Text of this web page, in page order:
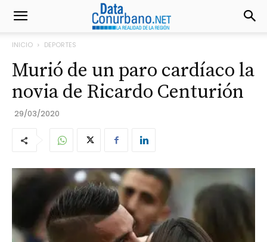
INICIO DEPORTES
Murió de un paro cardíaco la
novia de Ricardo Centurión
29/03/2020